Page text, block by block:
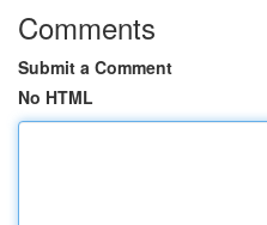
Comments
Submit a Comment
No HTML